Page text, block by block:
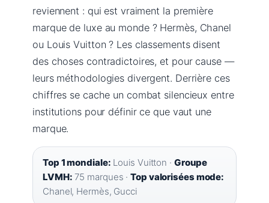
reviennent : qui est vraiment la première
marque de luxe au monde ? Hermès, Chanel
ou Louis Vuitton ? Les classements disent
des choses contradictoires, et pour cause —
leurs méthodologies divergent. Derrière ces
chiffres se cache un combat silencieux entre
institutions pour définir ce que vaut une
marque.
Top 1 mondiale: Louis Vuitton · Groupe
LVMH: 75 marques ·Top valorisées mode:
Chanel, Hermès, Gucci